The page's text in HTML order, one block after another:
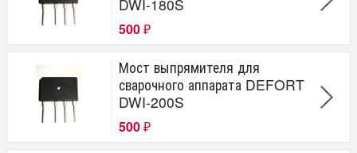
DWI-180S
500 ₽
Мост выпрямителя для
сварочного аппарата DEFORT
DWI-200S
500 ₽